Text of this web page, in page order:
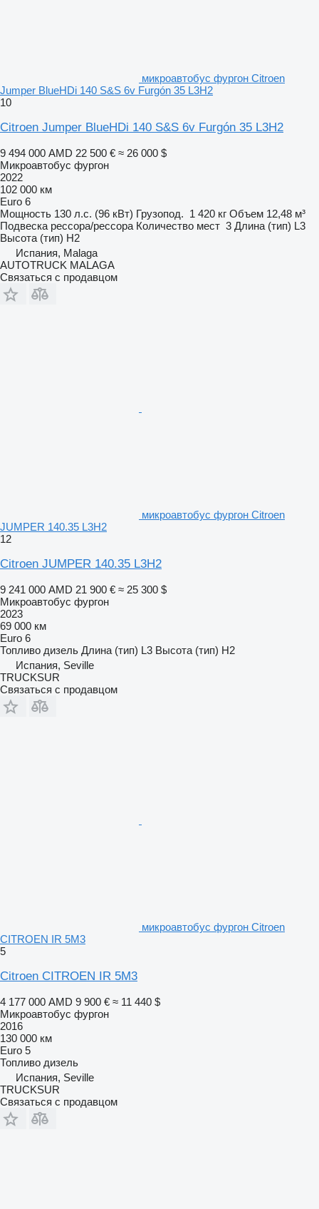
микроавтобус фургон Citroen
Jumper BlueHDi 140 S&S 6v Furgón 35 L3H2
10
Citroen Jumper BlueHDi 140 S&S 6v Furgón 35 L3H2
9 494 000 AMD 22 500 € ≈ 26 000 $
Микроавтобус фургон
2022
102 000 км
Euro 6
Мощность 130 л.с. (96 кВт) Грузопод. 1 420 кг Объем 12,48 м³
Подвеска рессора/рессора Количество мест 3 Длина (тип) L3
Высота (тип) H2
Испания, Malaga
AUTOTRUCK MALAGA
Связаться с продавцом
микроавтобус фургон Citroen
JUMPER 140.35 L3H2
12
Citroen JUMPER 140.35 L3H2
9 241 000 AMD 21 900 € ≈ 25 300 $
Микроавтобус фургон
2023
69 000 км
Euro 6
Топливо дизель Длина (тип) L3 Высота (тип) H2
Испания, Seville
TRUCKSUR
Связаться с продавцом
микроавтобус фургон Citroen
CITROEN IR 5M3
5
Citroen CITROEN IR 5M3
4 177 000 AMD 9 900 € ≈ 11 440 $
Микроавтобус фургон
2016
130 000 км
Euro 5
Топливо дизель
Испания, Seville
TRUCKSUR
Связаться с продавцом